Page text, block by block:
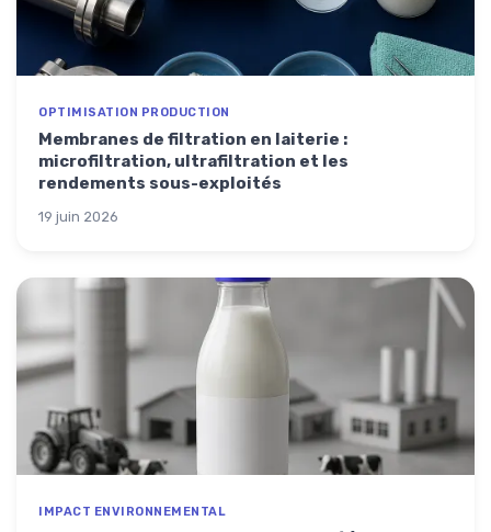
OPTIMISATION PRODUCTION
Membranes de filtration en laiterie :
microfiltration, ultrafiltration et les
rendements sous-exploités
19 juin 2026
IMPACT ENVIRONNEMENTAL